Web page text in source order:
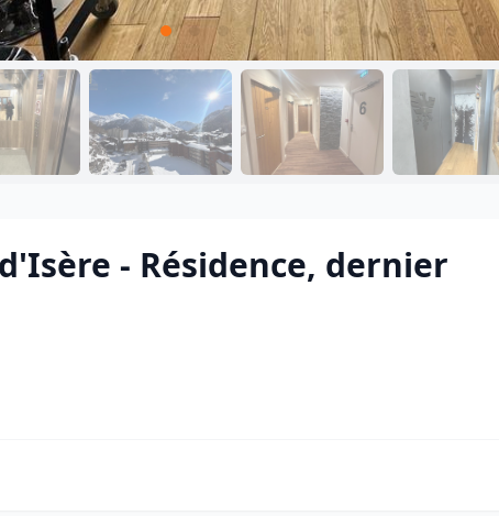
- Résidence, dernier